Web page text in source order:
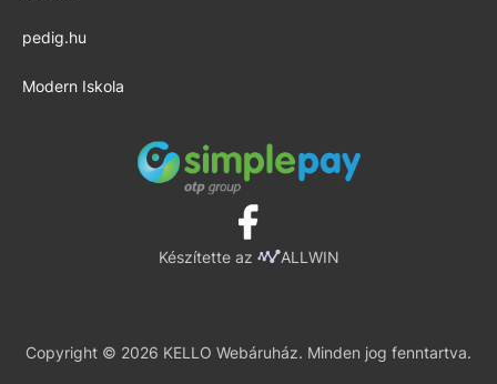
pedig.hu
Modern Iskola
Készítette az ALLWIN
Copyright © 2026 KELLO Webáruház. Minden jog fenntartva.